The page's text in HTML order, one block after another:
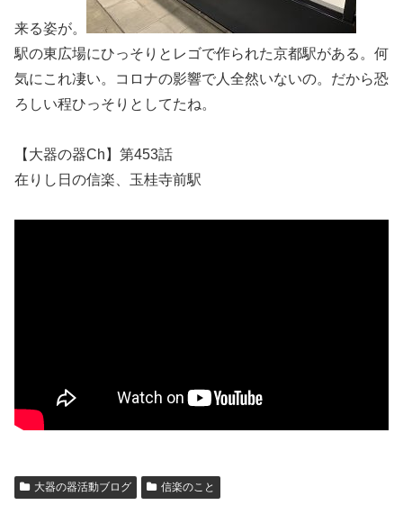
来る姿が。
駅の東広場にひっそりとレゴで作られた京都駅がある。何
気にこれ凄い。コロナの影響で人全然いないの。だから恐
ろしい程ひっそりとしてたね。
【大器の器Ch】第453話
在りし日の信楽、玉桂寺前駅
大器の器活動ブログ 信楽のこと